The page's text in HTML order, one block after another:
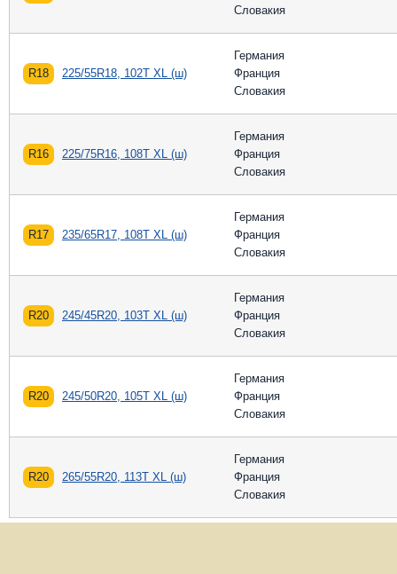
Словакия
R18 225/55R18, 102T XL (ш)
Германия
Франция
Словакия
R16 225/75R16, 108T XL (ш)
Германия
Франция
Словакия
R17 235/65R17, 108T XL (ш)
Германия
Франция
Словакия
R20 245/45R20, 103T XL (ш)
Германия
Франция
Словакия
R20 245/50R20, 105T XL (ш)
Германия
Франция
Словакия
R20 265/55R20, 113T XL (ш)
Германия
Франция
Словакия